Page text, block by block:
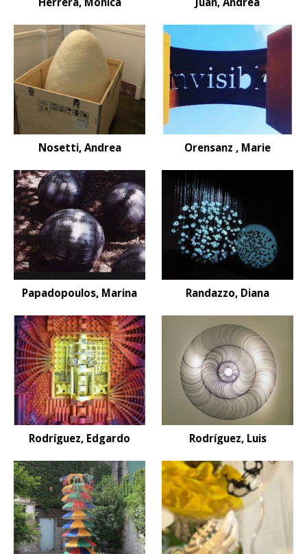
Nosetti, Andrea Orensanz , Marie
Papadopoulos, Marina Randazzo, Diana
Rodríguez, Edgardo Rodríguez, Luis